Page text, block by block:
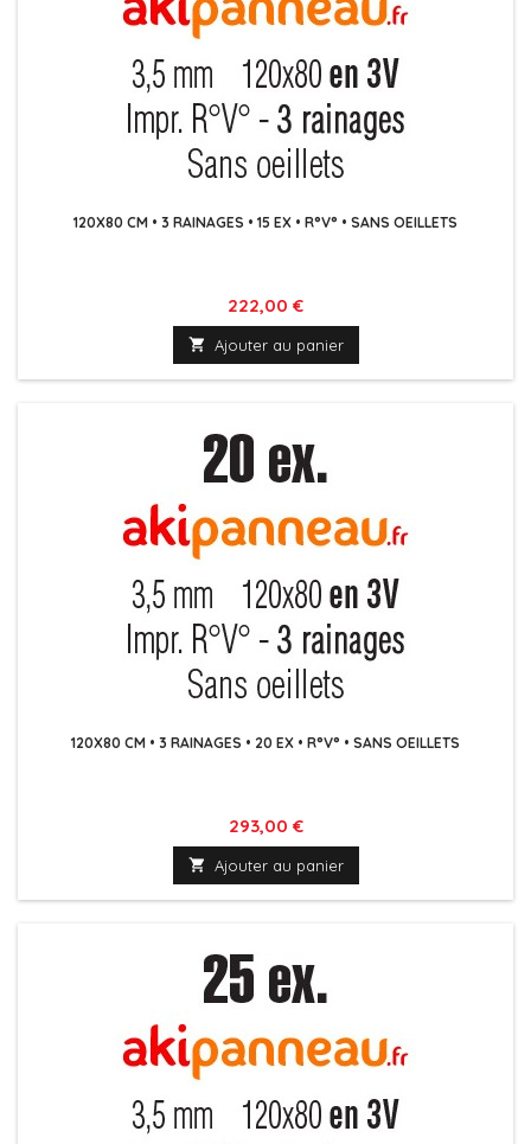
120X80 CM • 3 RAINAGES • 15 EX • R°V° • SANS OEILLETS
Prix
222,00 €
 Ajouter au panier
120X80 CM • 3 RAINAGES • 20 EX • R°V° • SANS OEILLETS
Prix
293,00 €
 Ajouter au panier